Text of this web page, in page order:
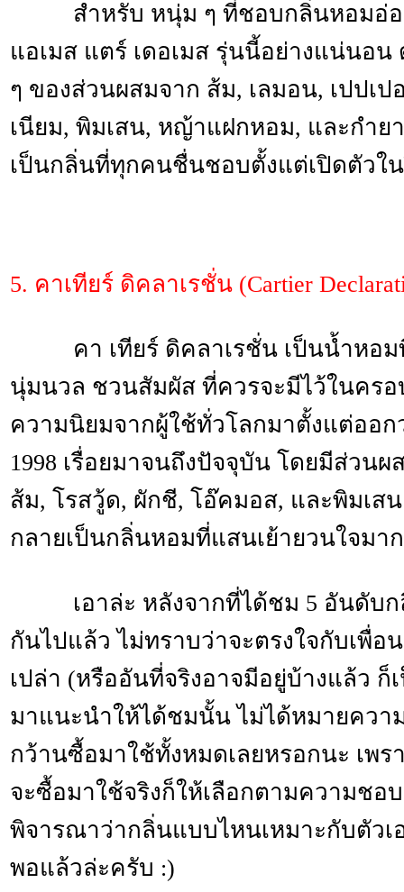
สำหรับ หนุ่ม ๆ ที่ชอบกลิ่นหอมอ่อน
แอเมส แตร์ เดอเมส รุ่นนี้อย่างแน่นอ
ๆ ของส่วนผสมจาก ส้ม, เลมอน, เปปเป
เนียม, พิมเสน, หญ้าแฝกหอม, และกำย
เป็นกลิ่นที่ทุกคนชื่นชอบตั้งแต่เปิดตัวใน
5. คาเทียร์ ดิคลาเรชั่น (Cartier
คา เทียร์ ดิคลาเรชั่น เป็นน้ำหอม
นุ่มนวล ชวนสัมผัส ที่ควรจะมีไว้ในครอ
ความนิยมจากผู้ใช้ทั่วโลกมาตั้งแต่ออก
1998 เรื่อยมาจนถึงปัจจุบัน โดยมีส่วน
ส้ม, โรสวู้ด, ผักชี, โอ๊คมอส, และพิมเส
กลายเป็นกลิ่นหอมที่แสนเย้ายวนใจมา
เอาล่ะ หลังจากที่ได้ชม 5 อันดับก
กันไปแล้ว ไม่ทราบว่าจะตรงใจกับเพื่อ
เปล่า (หรืออันที่จริงอาจมีอยู่บ้างแล้ว ก็
มาแนะนำให้ได้ชมนั้น ไม่ได้หมายควา
กว้านซื้อมาใช้ทั้งหมดเลยหรอกนะ เพร
จะซื้อมาใช้จริงก็ให้เลือกตามความช
พิจารณาว่ากลิ่นแบบไหนเหมาะกับตัว
พอแล้วล่ะครับ :)